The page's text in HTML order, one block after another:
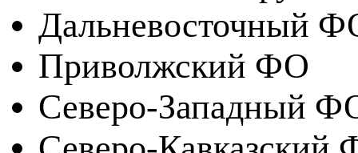
Дальневосточный
Приволжский ФО
Северо-Западный